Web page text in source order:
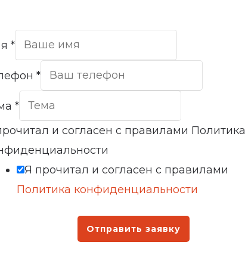
*
*
*
и согласен с правилами Политика
Я прочитал и согласен с правилами
Политика конфиденциальности
Отправить заявку